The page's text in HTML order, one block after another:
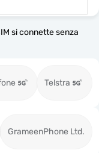
si connette senza
Telstra
GrameenPhone Ltd.